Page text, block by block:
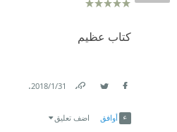
كتاب عظيم
31‏/1‏/2018
.
أوافق اضف تعليق